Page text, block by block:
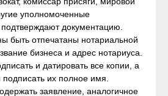
уполномоченные
документацию.
быть отпечатаны нотариальной
бизнеса и адрес нотариуса.
и датировать все копии, а
подписать их полное имя.
заявление, аналогичное